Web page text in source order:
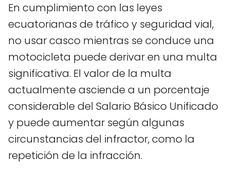
En cumplimiento con las leyes
ecuatorianas de tráfico y seguridad vial,
no usar casco mientras se conduce una
motocicleta puede derivar en una multa
significativa. El valor de la multa
actualmente asciende a un porcentaje
considerable del Salario Básico Unificado
y puede aumentar según algunas
circunstancias del infractor, como la
repetición de la infracción.